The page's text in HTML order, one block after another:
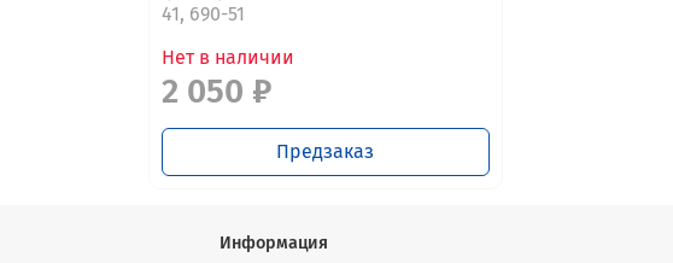
41, 690-51
Нет в наличии
2 050 ₽
Предзаказ
Информация